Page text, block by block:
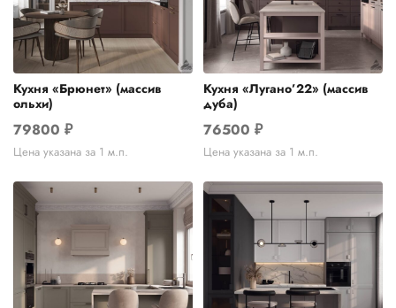
Кухня «Брюнет» (массив
ольхи)
79800 ₽
Цена указана за 1 м.п.
Кухня «Лугано’22» (массив
дуба)
76500 ₽
Цена указана за 1 м.п.